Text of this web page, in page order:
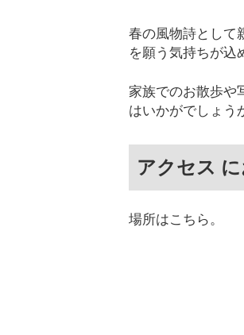
春の風物詩として
を願う気持ちが込
家族でのお散歩や
はいかがでしょう
アクセス
場所はこちら。